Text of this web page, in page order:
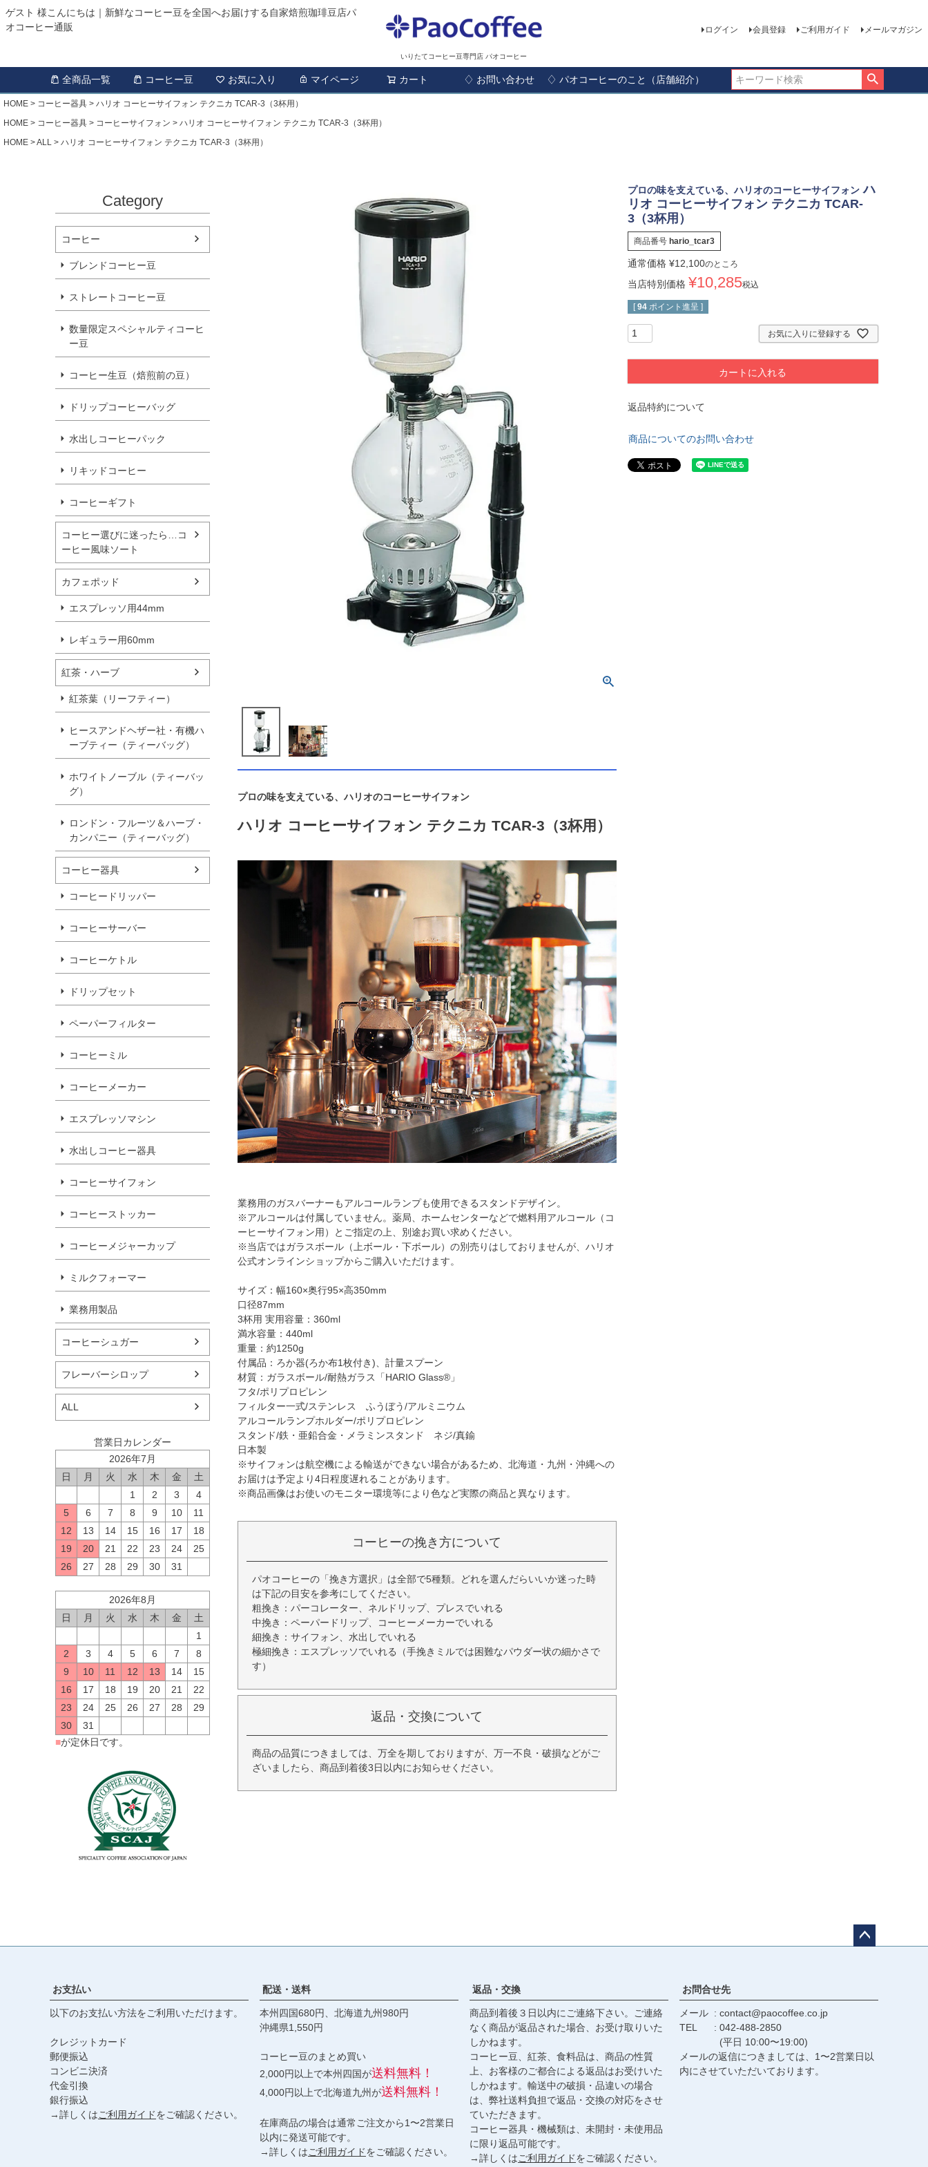
ゲスト 様こんにちは｜新鮮なコーヒー豆を全国へお届けする自家焙煎珈琲豆店パ
オコーヒー通販
いりたてコーヒー豆専門店 パオコーヒー
ログイン 会員登録 ご利用ガイド メールマガジン
全商品一覧 コーヒー豆 お気に入り マイページ カート ♢ お問い合わせ ♢ パオコーヒーのこと（店舗紹介）
検索
HOME コーヒー器具
ハリオ コーヒーサイフォン テクニカ TCAR-3（3杯用）
HOME
コーヒー器具 コーヒーサイフォン
ハリオ コーヒーサイフォン テクニカ TCAR-3（3杯用）
HOME
ALL ハリオ コーヒーサイフォン テクニカ TCAR-3（3杯用）
Category
コーヒー
ブレンドコーヒー豆
ストレートコーヒー豆
数量限定スペシャルティコーヒ
ー豆
コーヒー生豆（焙煎前の豆）
ドリップコーヒーバッグ
水出しコーヒーパック
リキッドコーヒー
コーヒーギフト
コーヒー選びに迷ったら…コ
ーヒー風味ソート
カフェポッド
エスプレッソ用44mm
レギュラー用60mm
紅茶・ハーブ
紅茶葉（リーフティー）
ヒースアンドヘザー社・有機ハ
ーブティー（ティーバッグ）
ホワイトノーブル（ティーバッ
グ）
ロンドン・フルーツ＆ハーブ・
カンパニー（ティーバッグ）
コーヒー器具
コーヒードリッパー
コーヒーサーバー
コーヒーケトル
ドリップセット
ペーパーフィルター
コーヒーミル
コーヒーメーカー
エスプレッソマシン
水出しコーヒー器具
コーヒーサイフォン
コーヒーストッカー
コーヒーメジャーカップ
ミルクフォーマー
業務用製品
コーヒーシュガー
フレーバーシロップ
ALL
営業日カレンダー
2026年7月
日
月 火 水 木 金
土
1
2 3
4
5
6 7 8 9 10
11
12
13 14 15 16 17
18
19
20 21 22 23 24
25
26
27 28 29 30 31
2026年8月
日
月 火 水 木 金
土
1
2
3 4 5 6 7
8
9
10 11 12 13 14
15
16
17 18 19 20 21
22
23
24 25 26 27 28
29
30
31
■が定休日です。
プロの味を支えている、ハリオのコーヒーサイフォン
ハリオ コーヒーサイフォン テクニカ TCAR-3（3杯用）
業務用のガスバーナーもアルコールランプも使用できるスタンドデザイン。
※アルコールは付属していません。薬局、ホームセンターなどで燃料用アルコール（コ
ーヒーサイフォン用）とご指定の上、別途お買い求めください。
※当店ではガラスボール（上ボール・下ボール）の別売りはしておりませんが、ハリオ
公式オンラインショップからご購入いただけます。
サイズ：幅160×奥行95×高350mm
口径87mm
3杯用 実用容量：360ml
満水容量：440ml
重量：約1250g
付属品：ろか器(ろか布1枚付き)、計量スプーン
材質：ガラスボール/耐熱ガラス「HARIO Glass®」
フタ/ポリプロピレン
フィルター一式/ステンレス ふうぼう/アルミニウム
アルコールランプホルダー/ポリプロピレン
スタンド/鉄・亜鉛合金・メラミンスタンド ネジ/真鍮
日本製
※サイフォンは航空機による輸送ができない場合があるため、北海道・九州・沖縄への
お届けは予定より4日程度遅れることがあります。
※商品画像はお使いのモニター環境等により色など実際の商品と異なります。
コーヒーの挽き方について
パオコーヒーの「挽き方選択」は全部で5種類。どれを選んだらいいか迷った時
は下記の目安を参考にしてください。
粗挽き：パーコレーター、ネルドリップ、プレスでいれる
中挽き：ペーパードリップ、コーヒーメーカーでいれる
細挽き：サイフォン、水出しでいれる
極細挽き：エスプレッソでいれる（手挽きミルでは困難なパウダー状の細かさで
す）
返品・交換について
商品の品質につきましては、万全を期しておりますが、万一不良・破損などがご
ざいましたら、商品到着後3日以内にお知らせください。
プロの味を支えている、ハリオのコーヒーサイフォン ハ
リオ コーヒーサイフォン テクニカ TCAR-
3（3杯用）
商品番号 hario_tcar3
通常価格 ¥12,100のところ
当店特別価格 ¥10,285税込
[ 94 ポイント進呈 ]
お気に入りに登録する
カートに入れる
返品特約について
商品についてのお問い合わせ
へ
お支払い
以下のお支払い方法をご利用いただけます。
クレジットカード
郵便振込
コンビニ決済
代金引換
銀行振込
→詳しくはご利用ガイドをご確認ください。
配送・送料
本州四国680円、北海道九州980円
沖縄県1,550円
コーヒー豆のまとめ買い
2,000円以上で本州四国が送料無料！
4,000円以上で北海道九州が送料無料！
在庫商品の場合は通常ご注文から1〜2営業日
以内に発送可能です。
→詳しくはご利用ガイドをご確認ください。
返品・交換
商品到着後３日以内にご連絡下さい。ご連絡
なく商品が返品された場合、お受け取りいた
しかねます。
コーヒー豆、紅茶、食料品は、商品の性質
上、お客様のご都合による返品はお受けいた
しかねます。輸送中の破損・品違いの場合
は、弊社送料負担で返品・交換の対応をさせ
ていただきます。
コーヒー器具・機械類は、未開封・未使用品
に限り返品可能です。
→詳しくはご利用ガイドをご確認ください。
お問合せ先
メール
contact@paocoffee.co.jp
TEL
042-488-2850
(平日 10:00〜19:00)
メールの返信につきましては、1〜2営業日以
内にさせていただいております。